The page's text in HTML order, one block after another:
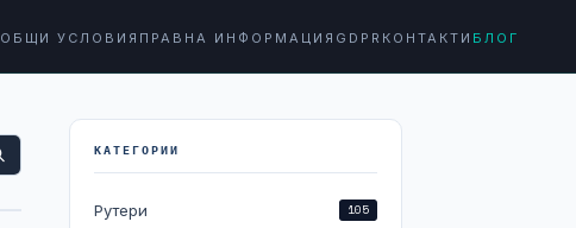
ОБЩИ УСЛОВИЯ ПРАВНА ИНФОРМАЦИЯ GDPR КОНТАКТИ БЛОГ
КАТЕГОРИИ
Рутери 105